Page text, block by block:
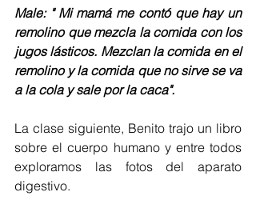
Male: " Mi mamá me contó que hay un
remolino que mezcla la comida con los
jugos lásticos. Mezclan la comida en el
remolino y la comida que no sirve se va
a la cola y sale por la caca".
La clase siguiente, Benito trajo un libro
sobre el cuerpo humano y entre todos
exploramos las fotos del aparato
digestivo.